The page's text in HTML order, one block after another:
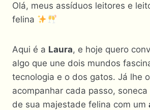
Olá, meus assíduos leitores e
felina
Aqui é a Laura, e hoje quero
algo que une dois mundos
tecnologia e o dos gatos. Já lhe
acompanhar cada passo,
de sua majestade felina com um